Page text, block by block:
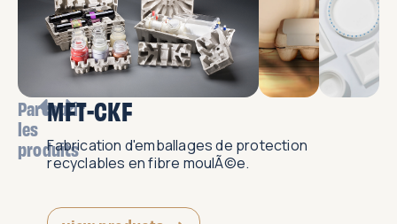
Parcourir
les
produits
MFT-CKF
Fabrication d'emballages de protection
recyclables en fibre moulÃ©e.